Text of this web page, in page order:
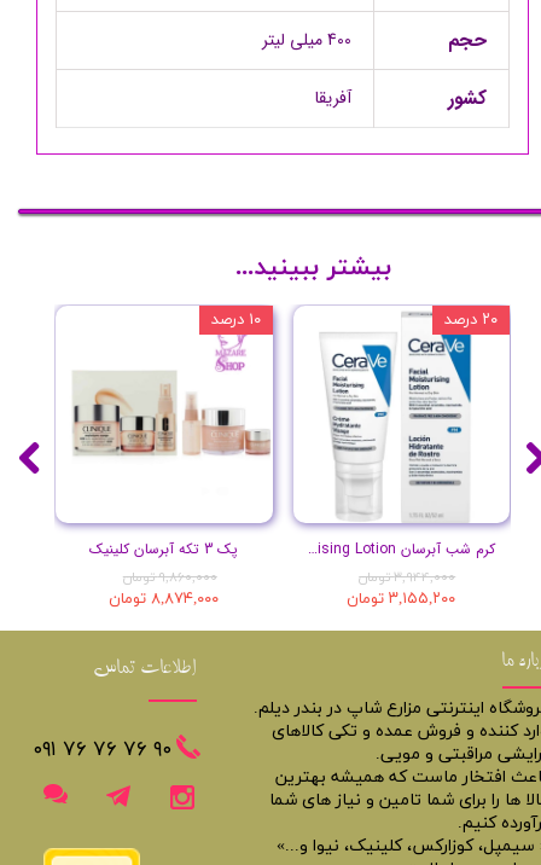
حجم 400 میلی لیتر
کشور آفریقا
پک 3 تکه آبرسان کلینیک
۹,۸۶۰,۰۰۰ تومان
۸,۸۷۴,۰۰۰ تومان
۱۰ درصد
کرم شب آبرسان Facial Moisturising Lotion
۳,۹۴۴,۰۰۰ تومان
۳,۱۵۵,۲۰۰ تومان
۲۰ درصد
بیشتر ببینید...
ما
اینترنتی مزارع شاپ در بندر دیلم.
کننده و فروش عمده و تکی کالاهای
مراقبتی و مویی.
افتخار ماست که همیشه بهترین
ها را برای شما تامین و نیاز های شما
کنیم.
سیمپل، کوزارکس، کلینیک، نیوا و...»
اطلاعات تماس
​​٩٠ ٧۶ ٧۶ ٧۶ ٠٩١